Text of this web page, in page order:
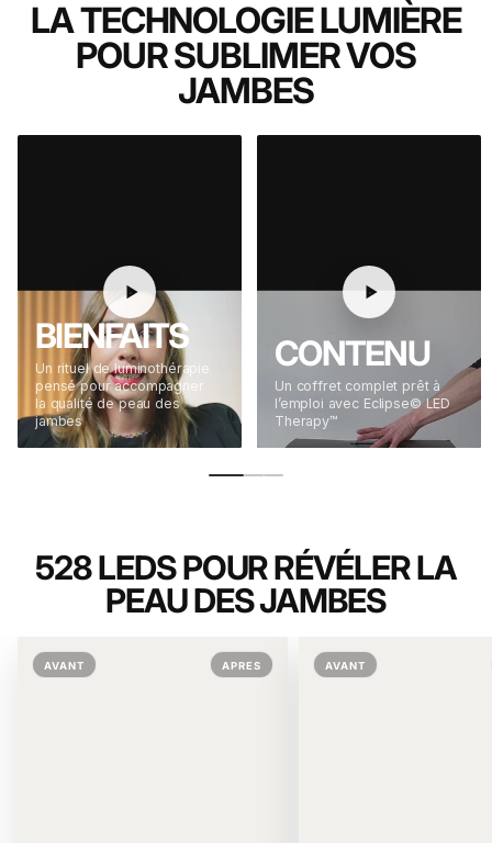
LA TECHNOLOGIE LUMIÈRE
POUR SUBLIMER VOS
JAMBES
BIENFAITS
Un rituel de luminothérapie
pensé pour accompagner
la qualité de peau des
jambes
CONTENU
Un coffret complet prêt à
l’emploi avec Eclipse© LED
Therapy™
528 LEDS POUR RÉVÉLER LA
PEAU DES JAMBES
AVANT APRES AVANT